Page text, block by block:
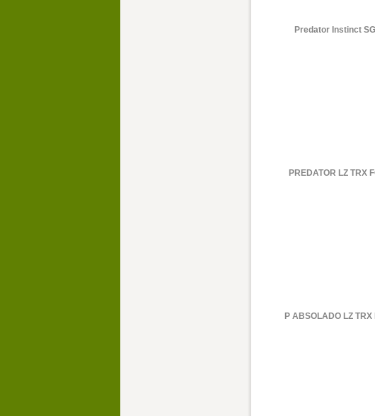
Predator Instinct SG
PREDATOR LZ TRX
P ABSOLADO LZ TRX